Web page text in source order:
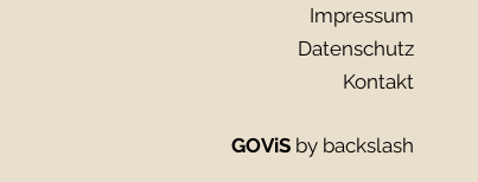
Impressum
Datenschutz
Kontakt
GOViS by backslash